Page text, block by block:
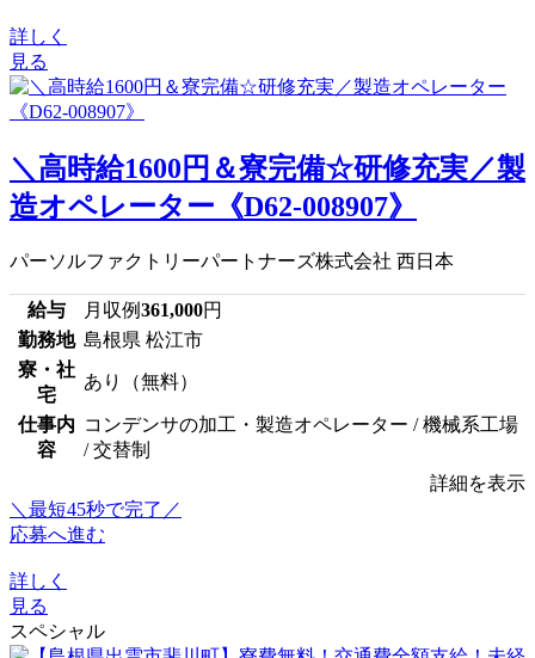
詳しく
見る
＼高時給1600円＆寮完備☆研修充実／製
造オペレーター《D62-008907》
パーソルファクトリーパートナーズ株式会社 西日本
給与 月収例361,000円
勤務地 島根県 松江市
寮・社
宅
あり（無料）
仕事内
容
コンデンサの加工・製造オペレーター / 機械系工場
/ 交替制
詳細を表示
＼最短45秒で完了／
応募へ進む
詳しく
見る
スペシャル